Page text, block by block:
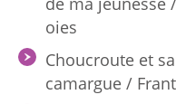
oies
Choucroute et
camargue /